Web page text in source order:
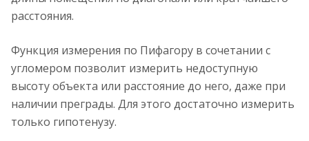
расстояния.
Функция измерения по Пифагору в сочетании с
угломером позволит измерить недоступную
высоту объекта или расстояние до него, даже при
наличии преграды. Для этого достаточно измерить
только гипотенузу.